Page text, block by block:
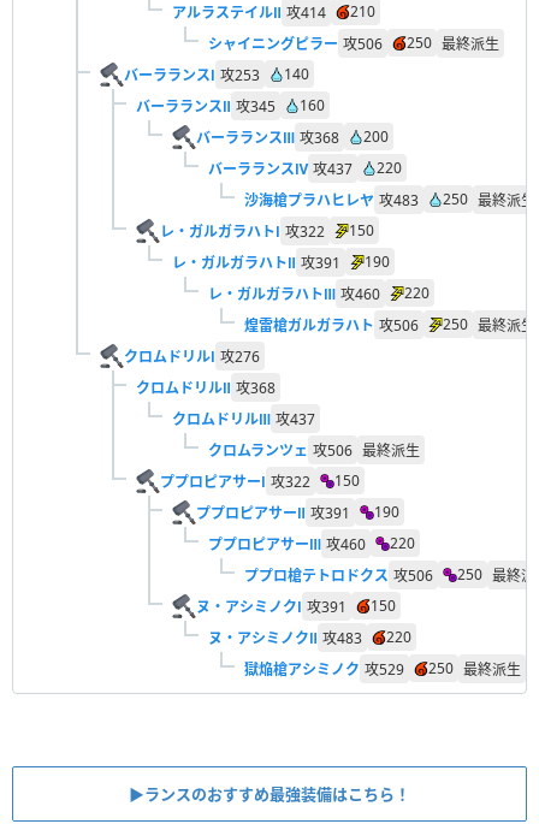
アルラステイルⅡ 攻414
210
シャイニングピラー 攻506 250 最終派生
バーラランスⅠ 攻253
140
バーラランスⅡ 攻345
160
バーラランスⅢ 攻368
200
バーラランスⅣ 攻437
220
沙海槍プラハヒレヤ 攻483 250 最終派生
レ・ガルガラハトⅠ 攻322
150
レ・ガルガラハトⅡ 攻391
190
レ・ガルガラハトⅢ 攻460
220
煌雷槍ガルガラハト 攻506 250 最終派生
クロムドリルⅠ 攻276
クロムドリルⅡ 攻368
クロムドリルⅢ 攻437
クロムランツェ 攻506 最終派生
ププロピアサーⅠ 攻322
150
ププロピアサーⅡ 攻391
190
ププロピアサーⅢ 攻460
220
ププロ槍テトロドクス 攻506 250 最終派
ヌ・アシミノクⅠ 攻391
150
ヌ・アシミノクⅡ 攻483
220
獄焔槍アシミノク 攻529 250 最終派生
▶︎ランスのおすすめ最強装備はこちら！